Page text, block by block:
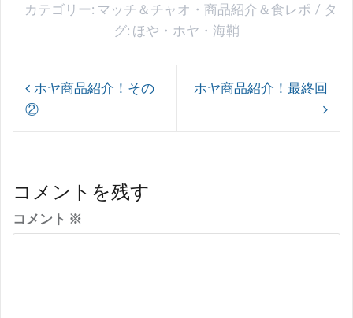
カテゴリー: マッチ＆チャオ ・ 商品紹介＆食レポ
タ
グ: ほや ・ ホヤ ・ 海鞘
投
稿
ゲ
ー
シ
ホヤ商品紹介！その
②
ホヤ商品紹介！最終回
コメントを残す
コメント ※